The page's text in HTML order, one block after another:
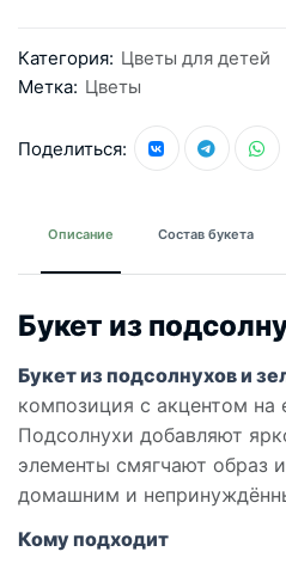
Категория: Цветы для детей
Метка: Цветы
Поделиться:
Описание Состав букета
Букет из
Букет из подсолнухов и
композиция с акцентом на
Подсолнухи добавляют
элементы смягчают образ
домашним и
Кому подходит